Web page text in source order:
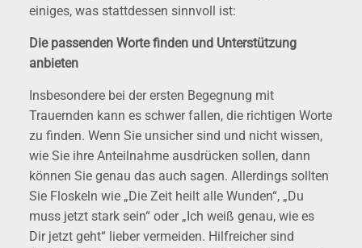
einiges, was stattdessen sinnvoll ist:
Die passenden Worte finden und Unterstützung
anbieten
Insbesondere bei der ersten Begegnung mit
Trauernden kann es schwer fallen, die richtigen Worte
zu finden. Wenn Sie unsicher sind und nicht wissen,
wie Sie ihre Anteilnahme ausdrücken sollen, dann
können Sie genau das auch sagen. Allerdings sollten
Sie Floskeln wie „Die Zeit heilt alle Wunden“, „Du
muss jetzt stark sein“ oder „Ich weiß genau, wie es
Dir jetzt geht“ lieber vermeiden. Hilfreicher sind